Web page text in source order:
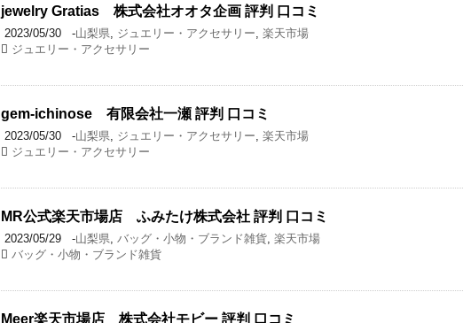
jewelry Gratias 株式会社オオタ企画 評判 口コミ
2023/05/30 -山梨県, ジュエリー・アクセサリー, 楽天市場
ジュエリー・アクセサリー
gem-ichinose 有限会社一瀬 評判 口コミ
2023/05/30 -山梨県, ジュエリー・アクセサリー, 楽天市場
ジュエリー・アクセサリー
MR公式楽天市場店 ふみたけ株式会社 評判 口コミ
2023/05/29 -山梨県, バッグ・小物・ブランド雑貨, 楽天市場
バッグ・小物・ブランド雑貨
Meer楽天市場店 株式会社モビー 評判 口コミ